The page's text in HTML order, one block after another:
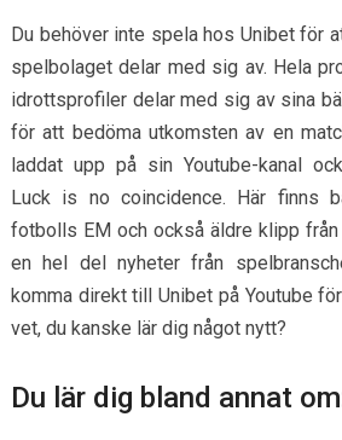
Du behöver inte spela hos Unibet för
spelbolaget delar med sig av. Hela
idrottsprofiler delar med sig av sina
för att bedöma utkomsten av en
laddat upp på sin Youtube-kanal
Luck is no coincidence. Här finns
fotbolls EM och också äldre klipp från
en hel del nyheter från
komma direkt till Unibet på Youtube
vet, du kanske lär dig något nytt?
Du lär dig bland annat